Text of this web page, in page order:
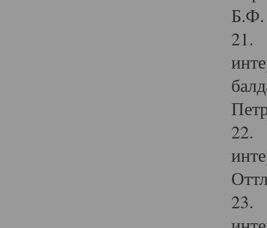
Б.Ф.
21.
22.
23.